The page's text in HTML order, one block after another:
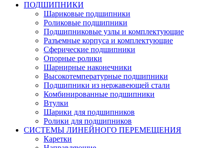
ПОДШИПНИКИ
Шариковые подшипники
Роликовые подшипники
Подшипниковые узлы и комплектующие
Разъемные корпуса и комплектующие
Сферические подшипники
Опорные ролики
Шарнирные наконечники
Высокотемпературные подшипники
Подшипники из нержавеющей стали
Комбинированные подшипники
Втулки
Шарики для подшипников
Ролики для подшипников
СИСТЕМЫ ЛИНЕЙНОГО ПЕРЕМЕЩЕНИЯ
Каретки